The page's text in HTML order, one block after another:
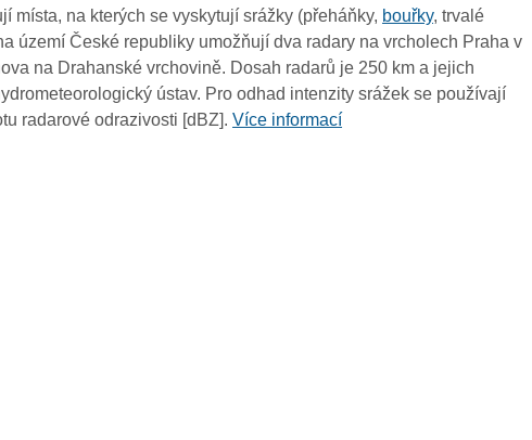
10:20
10:10
10:00
09:50
místa, na kterých se vyskytují srážky (přeháňky, bouřky, trvalé
území České republiky umožňují dva radary na vrcholech Praha v
na Drahanské vrchovině. Dosah radarů je 250 km a jejich
ústav. Pro odhad intenzity srážek se používají
radarové odrazivosti [dBZ].Více informací